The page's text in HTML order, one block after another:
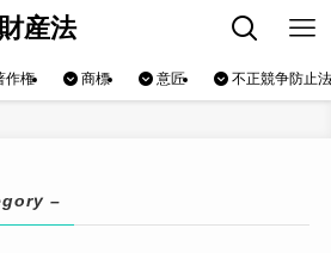
産法
作権 商標 意匠 不正競争防止法
–